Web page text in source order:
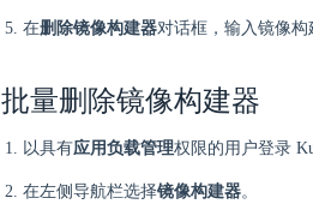
在删除镜像构建器对话框，输入镜像
批量删除镜像构建器
以具有应用负载管理权限的用户登录
在左侧导航栏选择镜像构建器。